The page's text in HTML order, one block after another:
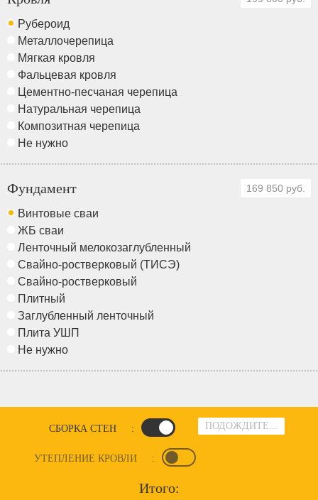
Рубероид
Металлочерепица
Мягкая кровля
Фальцевая кровля
Цементно-песчаная черепица
Натуральная черепица
Композитная черепица
Не нужно
Фундамент 169 850 руб.
Винтовые сваи
ЖБ сваи
Ленточный мелокозаглубленный
Свайно-ростверковый (ТИСЭ)
Свайно-ростверковый
Плитный
Заглубленный ленточный
Плита УШП
Не нужно
ПОДОЖДИТЕ...
СБОРКА СТЕН :
УТЕПЛЕНИЕ КРОВЛИ :
Итого: